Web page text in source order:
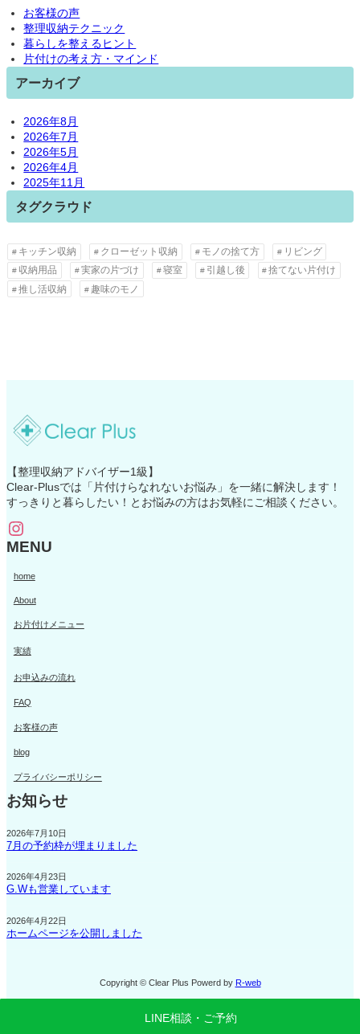
お客様の声
整理収納テクニック
暮らしを整えるヒント
片付けの考え方・マインド
アーカイブ
2026年8月
2026年7月
2026年5月
2026年4月
2025年11月
タグクラウド
キッチン収納 クローゼット収納 モノの捨て方
リビング
収納用品
実家の片づけ 寝室 引越し後
捨てない片付け
推し活収納
趣味のモノ
【整理収納アドバイザー1級】
Clear-Plusでは「片付けらなれないお悩み」を一緒に解決します！
すっきりと暮らしたい！とお悩みの方はお気軽にご相談ください。
Instagram
MENU
home
About
お片付けメニュー
実績
お申込みの流れ
FAQ
お客様の声
blog
プライバシーポリシー
お知らせ
2026年7月10日
7月の予約枠が埋まりました
2026年4月23日
G.Wも営業しています
2026年4月22日
ホームページを公開しました
Copyright © Clear Plus Powerd by R-web
LINE相談・ご予約